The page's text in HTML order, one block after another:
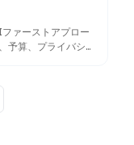
ァーストアプロー
予算、プライバシー